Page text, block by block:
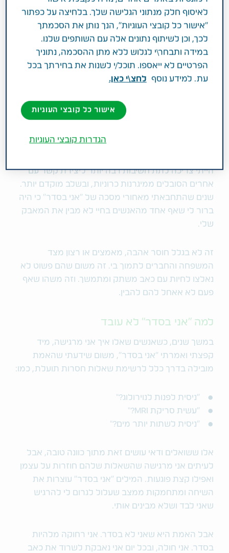
כרוני עוטים כדי שלא ירחמו עלינו וכדי שלא
נרגיש שהאנשים שלא קולטים מה אנחנו
עוברים לא מבינים אותנו. הדבר החשוב
ביותר שחבל שלא ידעתי לפני שהמחלה שלי
הפכה לכרונית היא שחשוב מאוד לפגוש
הקבוצה היחידה של אנשים שאף פעם לא
הייתי צריכה לתת חשיבות רבה יותר ליצירת קשר עם
אחרים הסובלים ממיגרנות כרוניות, ובשלב מוקדם יותר.
שנים שהתחבאתי מאחורי מסכה של "אני בסדר" כי היה
ברור לי שאף אחד מהאנשים בחיי לא מבין את המאבק
שלי.
זה לא בגלל חוסר אהבה, מאמצים או רצון מצד
המשפחה והחברים לתמוך בי. זה משום שהם פשוט לא
נאלצו לחיות עם כאב משתק ומתמשך. וזה משהו שאף
פעם לא אאחל להם להבין.
למה "אני בסדר" לא עובד
במשך שנים, כשאנשים שאלו איך אני מרגישה, מיד
קפצתי ואמרתי "אני בסדר", משום שידעתי שהאמת
מובילה בדרך כלל לרשימת שאלות חסרות תועלת, כמו:
"ניסית לפנות לנוירולוג?"
"עשית סריקת MRI?"
"ניסית לשתות יותר מים?"
אלו ששואלים ודאי עושים זאת מתוך כוונה טובה, אבל
לעיתים אני מרגישה שהשאלות שלהם חוזרות על עצמן
ואפילו קצת פוגעות. המילים "אני בסדר" עוצרות את
השיחה ומתחמקות ממצב שעלול לגרום לי להרגיש
שאני לבד ושלא מבינים אותי.
אבל האמת היא שאני לא בסדר. אני רחוקה מלהיות
בסדר. אני חולה, ובכל יום אני נאבקת לשרוד את כאב
לאיסוף חלק מנתוני הגלישה שלך. בלחיצה על כפתור
"אישור כל קובצי העוגיות", הנך נותן את הסכמתך
לכך, וכן לשיתוף נתונים אלה עם השותפים שלנו.
במידה ותבחר\י לגלוש ללא מתן ההסכמה, נתוניך
הפרטיים לא ייאספו. תוכל/י לשנות את בחירתך בכל
עת. למידע נוסף
לחצ\י כאן.
אישור כל קובצי העוגיות
הגדרות קובצי העוגיות